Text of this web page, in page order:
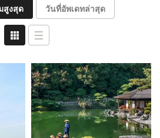
สูงสุด วันที่อัพเดทล่าสุด